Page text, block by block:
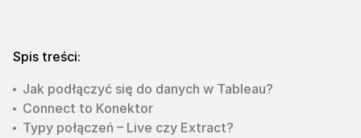
Spis treści:
Jak podłączyć się do danych w Tableau?
Connect to Konektor
Typy połączeń – Live czy Extract?